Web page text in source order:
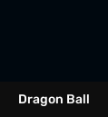
Dragon Ball